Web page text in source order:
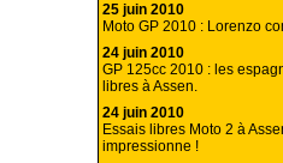
25 juin 2010
Moto GP 2010 : Lorenzo
24 juin 2010
GP 125cc 2010 : les
libres à Assen.
24 juin 2010
Essais libres Moto 2 à
impressionne !